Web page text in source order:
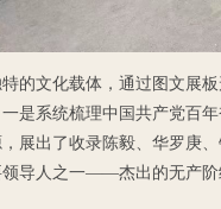
的文化载体，通过图文展
是系统梳理中国共产党百
展出了收录陈毅、华罗庚
导人之一——杰出的无产